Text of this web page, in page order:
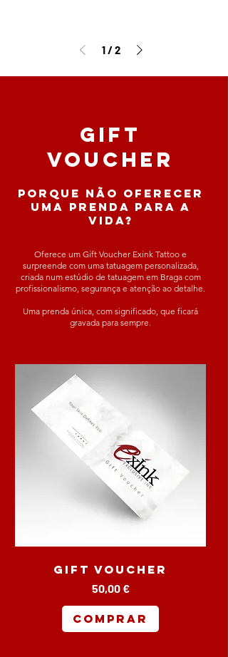
1/2
gift
voucher
Porque não oferecer
uma prenda para a
vida?
Oferece um Gift Voucher Exink Tattoo e
surpreende com uma tatuagem personalizada,
criada num estúdio de tatuagem em Braga com
profissionalismo, segurança e atenção ao detalhe.
Uma prenda única, com significado, que ficará
gravada para sempre.
Gift Voucher
Preço
50,00 €
COMPRAR